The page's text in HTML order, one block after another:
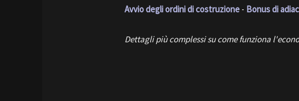
Avvio degli ordini di costruzione - Bonus di
Dettagli più complessi su come funziona